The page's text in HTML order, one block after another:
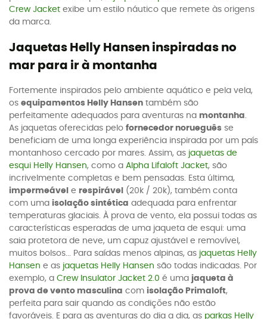
Crew Jacket exibe um estilo náutico que remete às origens
da marca.
Jaquetas Helly Hansen inspiradas no
mar para ir à montanha
Fortemente inspirados pelo ambiente aquático e pela vela,
os equipamentos Helly Hansen também são
perfeitamente adequados para aventuras na montanha
As jaquetas oferecidas pelo fornecedor norueguês se
beneficiam de uma longa experiência inspirada por um país
montanhoso cercado por mares. Assim, as jaquetas de
esqui Helly Hansen, como a Alpha Lifaloft Jacket, são
incrivelmente completas e bem pensadas. Esta última,
impermeável e respirável
(20k / 20k), também conta
com uma isolação sintética adequada para enfrentar
temperaturas glaciais. À prova de vento, ela possui todas as
características esperadas de uma jaqueta de esqui: uma
saia protetora de neve, um capuz ajustável e removível,
muitos bolsos... Para saídas menos alpinas, as jaquetas Helly
Hansen e as jaquetas Helly Hansen são todas indicadas. Por
exemplo, a Crew Insulator Jacket 2.0 é uma jaqueta à
prova de vento masculina com isolação Primaloft,
perfeita para sair quando as condições não estão
favoráveis. E para as aventuras do dia a dia, as parkas Helly